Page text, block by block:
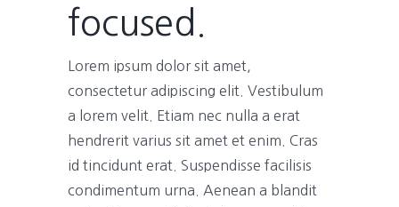
focused.
Lorem ipsum dolor sit amet,
consectetur adipiscing elit. Vestibulum
a lorem velit. Etiam nec nulla a erat
hendrerit varius sit amet et enim. Cras
id tincidunt erat. Suspendisse facilisis
condimentum urna. Aenean a blandit